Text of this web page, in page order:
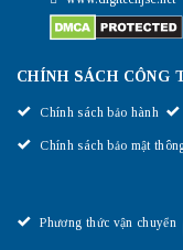
CHÍNH SÁCH CÔNG
Chính sách bảo hành
Chính sách bảo mật
Phương thức vận chuyển